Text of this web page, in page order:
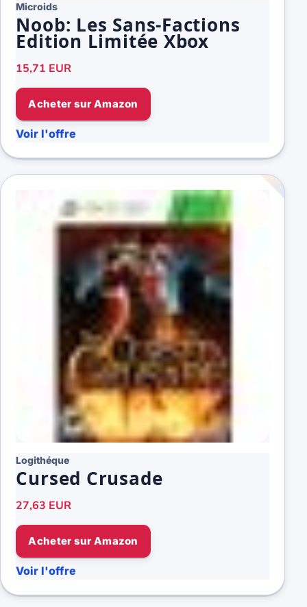
Microids
Noob: Les Sans-Factions
Edition Limitée Xbox
15,71 EUR
Acheter sur Amazon
Voir l'offre
Logithéque
Cursed Crusade
27,63 EUR
Acheter sur Amazon
Voir l'offre